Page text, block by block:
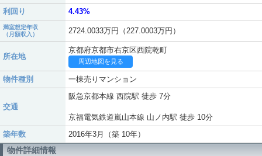
利回り
4.43%
満室想定年収
（月額収入）
2724.0033万円（227.0003万円）
所在地
京都府京都市右京区西院乾町
周辺地図を見る
物件種別 一棟売りマンション
交通
阪急京都本線 西院駅 徒歩 7分
京福電気鉄道嵐山本線 山ノ内駅 徒歩 10分
築年数
2016年3月（築 10年）
物件詳細情報